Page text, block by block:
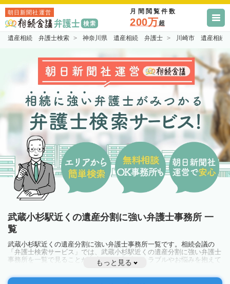
朝日新聞社運営 月間閲覧件数
200万超
遺産相続 弁護士検索 神奈川県 遺産相続 弁護士 川崎市 遺産相続
武蔵小杉駅近くの遺産分割に強い弁護士事務所 一
覧
武蔵小杉駅近くの遺産分割に強い弁護士事務所一覧です。相続会議の
「弁護士検索サービス」では、武蔵小杉駅近くの遺産分割に強い弁護士
事務所を一覧で見ることが出来ます。相続のトラブルやお悩みを抱えて
いる方は一度近隣の弁護士に相談してみましょう。
もっと見る